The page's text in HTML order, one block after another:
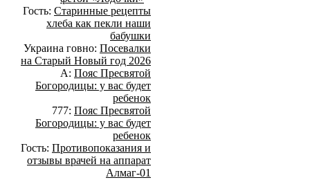
Гость: Старинные рецепты
хлеба как пекли наши
бабушки
Украина говно: Посевалки
на Старый Новый год 2026
А: Пояс Пресвятой
Богородицы: у вас будет
ребенок
777: Пояс Пресвятой
Богородицы: у вас будет
ребенок
Гость: Противопоказания и
отзывы врачей на аппарат
Алмаг-01